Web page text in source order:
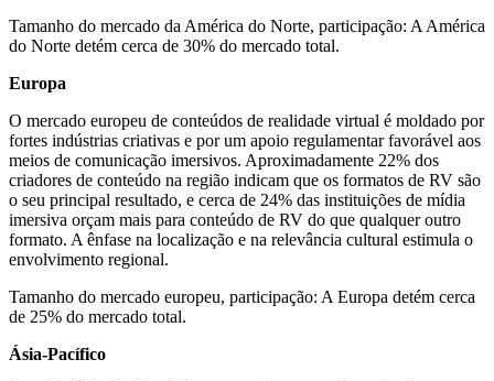
Tamanho do mercado da América do Norte, participação: A América
do Norte detém cerca de 30% do mercado total.
Europa
O mercado europeu de conteúdos de realidade virtual é moldado por
fortes indústrias criativas e por um apoio regulamentar favorável aos
meios de comunicação imersivos. Aproximadamente 22% dos
criadores de conteúdo na região indicam que os formatos de RV são
o seu principal resultado, e cerca de 24% das instituições de mídia
imersiva orçam mais para conteúdo de RV do que qualquer outro
formato. A ênfase na localização e na relevância cultural estimula o
envolvimento regional.
Tamanho do mercado europeu, participação: A Europa detém cerca
de 25% do mercado total.
Ásia-Pacífico